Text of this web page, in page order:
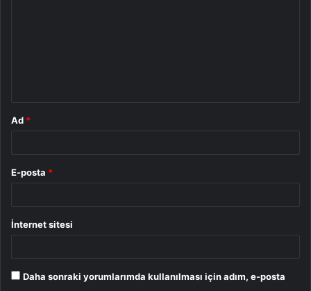
Ad *
E-posta *
İnternet sitesi
Daha sonraki yorumlarımda kullanılması için adım, e-posta